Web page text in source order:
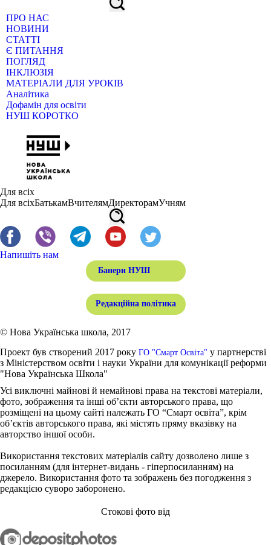
ПРО НАС
НОВИНИ
СТАТТІ
Є ПИТАННЯ
ПОГЛЯД
ІНКЛЮЗІЯ
МАТЕРІАЛИ ДЛЯ УРОКІВ
Аналітика
Дофамін для освіти
НУШ КОРОТКО
Для всіх
Для всіхБатькамВчителямДиректорамУчням
Напишіть нам
Банери НУШ
Редакційна політика
© Нова Українська школа, 2017
Проект був створений 2017 року ГО "Смарт Освіта" у партнерстві
з Міністерством освіти і науки України для комунікації реформи
"Нова Українська Школа"
Усі виключні майнові й немайнові права на текстові матеріали,
фото, зображення та інші об’єкти авторського права, що
розміщені на цьому сайті належать ГО “Смарт освіта”, крім
об’єктів авторського права, які містять пряму вказівку на
авторство іншої особи.
Використання текстових матеріалів сайту дозволено лише з
посиланням (для інтернет-видань - гіперпосиланням) на
джерело. Використання фото та зображень без погодження з
редакцією суворо заборонено.
Стокові фото від